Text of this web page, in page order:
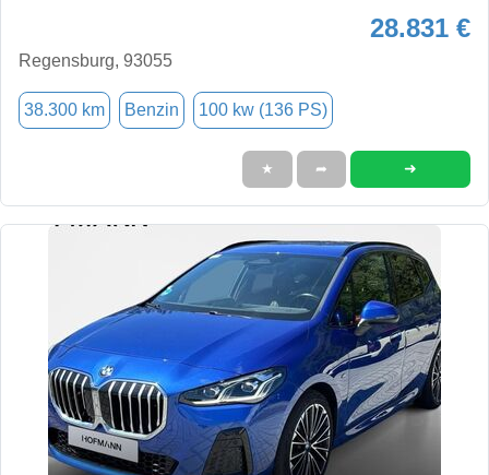
28.831 €
Regensburg, 93055
38.300 km Benzin 100 kw (136 PS)
★ ➦ ➜